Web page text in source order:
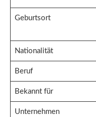
Geburtsort
Nationalität
Beruf
Bekannt für
Unternehmen